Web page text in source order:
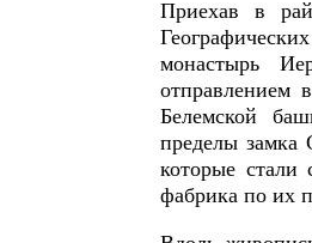
Приехав в
монастырь
Белемской
пределы замка
которые
фабрика по их